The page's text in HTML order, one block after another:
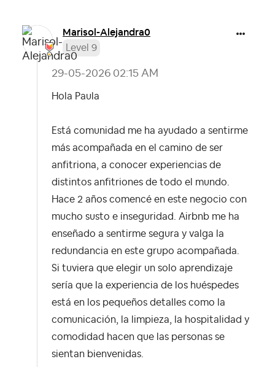
Marisol-Alejandra0
Level 9
‎29-05-2026 02:15 AM
Hola Paula
Está comunidad me ha ayudado a sentirme
más acompañada en el camino de ser
anfitriona, a conocer experiencias de
distintos anfitriones de todo el mundo.
Hace 2 años comencé en este negocio con
mucho susto e inseguridad. Airbnb me ha
enseñado a sentirme segura y valga la
redundancia en este grupo acompañada.
Si tuviera que elegir un solo aprendizaje
sería que la experiencia de los huéspedes
está en los pequeños detalles como la
comunicación, la limpieza, la hospitalidad y
comodidad hacen que las personas se
sientan bienvenidas.